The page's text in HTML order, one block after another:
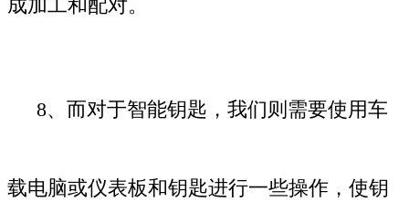
成加工和配对。
8、而对于智能钥匙，我们则需要使用车
载电脑或仪表板和钥匙进行一些操作，使钥